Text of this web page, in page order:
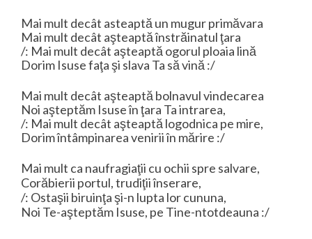
Mai mult decât asteaptă un mugur primăvara
Mai mult decât aşteaptă înstrăinatul ţara
/: Mai mult decât aşteaptă ogorul ploaia lină
Dorim Isuse faţa şi slava Ta să vină :/
Mai mult decât aşteaptă bolnavul vindecarea
Noi aşteptăm Isuse în ţara Ta intrarea,
/: Mai mult decât aşteaptă logodnica pe mire,
Dorim întâmpinarea venirii în mărire :/
Mai mult ca naufragiaţii cu ochii spre salvare,
Corăbierii portul, trudiţii înserare,
/: Ostaşii biruinţa şi-n lupta lor cununa,
Noi Te-aşteptăm Isuse, pe Tine-ntotdeauna :/